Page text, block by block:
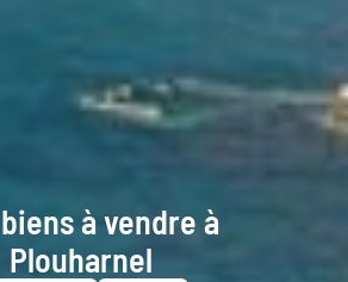
à vendre à
Plouharnel